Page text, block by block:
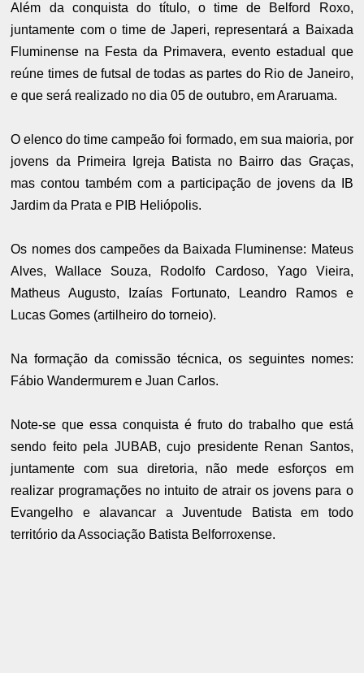
Além da conquista do título, o time de Belford Roxo,
juntamente com o time de Japeri, representará a Baixada
Fluminense na Festa da Primavera, evento estadual que
reúne times de futsal de todas as partes do Rio de Janeiro,
e que será realizado no dia 05 de outubro, em Araruama.
O elenco do time campeão foi formado, em sua maioria, por
jovens da Primeira Igreja Batista no Bairro das Graças,
mas contou também com a participação de jovens da IB
Jardim da Prata e PIB Heliópolis.
Os nomes dos campeões da Baixada Fluminense: Mateus
Alves, Wallace Souza, Rodolfo Cardoso, Yago Vieira,
Matheus Augusto, Izaías Fortunato, Leandro Ramos e
Lucas Gomes (artilheiro do torneio).
Na formação da comissão técnica, os seguintes nomes:
Fábio Wandermurem e Juan Carlos.
Note-se que essa conquista é fruto do trabalho que está
sendo feito pela JUBAB, cujo presidente Renan Santos,
juntamente com sua diretoria, não mede esforços em
realizar programações no intuito de atrair os jovens para o
Evangelho e alavancar a Juventude Batista em todo
território da Associação Batista Belforroxense.